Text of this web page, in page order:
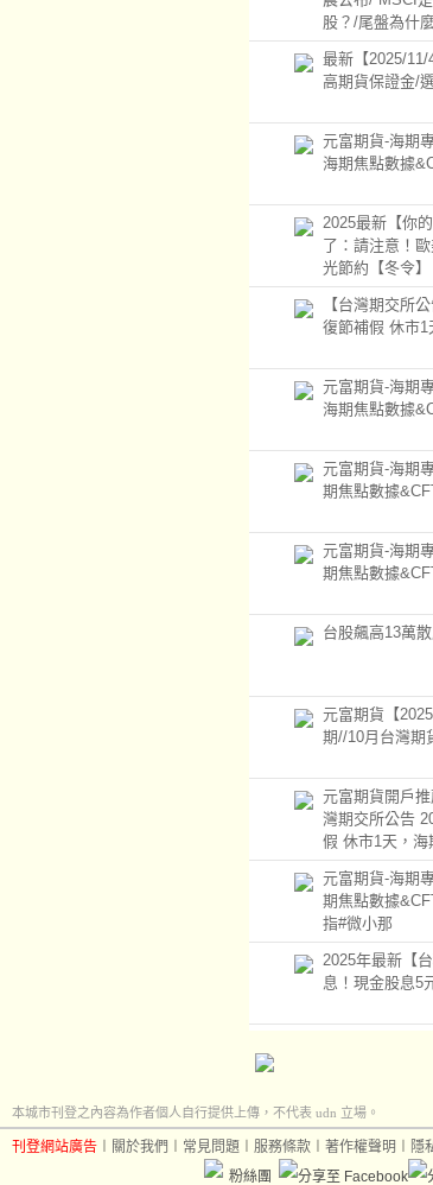
股？/尾盤為什
最新【2025/
高期貨保證金/
元富期貨-海期
海期焦點數據
2025最新【你
了：請注意！
光節約【冬令】
【台灣期交所
復節補假 休市1
元富期貨-海期
海期焦點數據
元富期貨-海期
期焦點數據
元富期貨-海期
期焦點數據
台股飆高13萬
元富期貨【
期//10月台灣期
元富期貨開戶
灣期交所公告
假 休市1天，海
元富期貨-海期
期焦點數據
指#微小那
2025年最新【
息！現金股息5
本城市刊登之內容為作者個人自行提供上傳，不代表 udn 立場。
刊登網站廣告 關於我們 常見問題 服務條款 著作權聲明 隱
粉絲團